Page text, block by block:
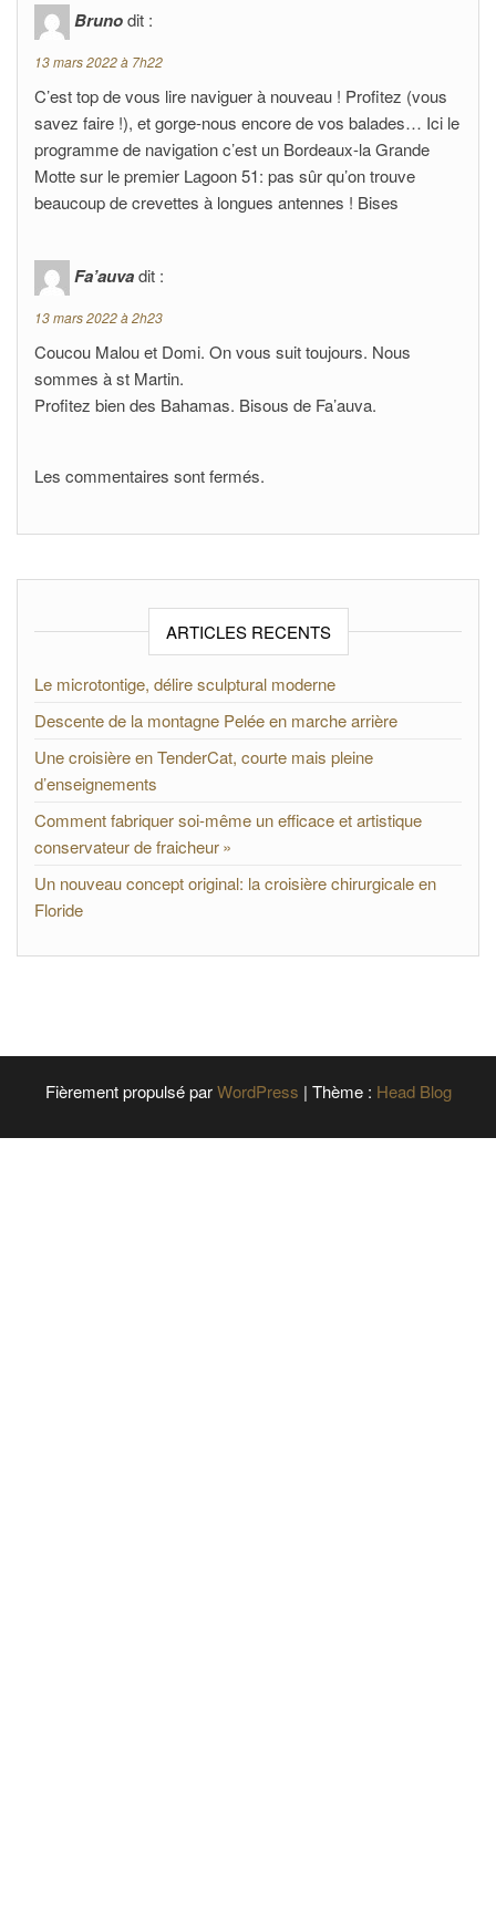
Brunodit :
13 mars 2022 à 7h22
C’est top de vous lire naviguer à nouveau ! Profitez (vous
savez faire !), et gorge-nous encore de vos balades… Ici le
programme de navigation c’est un Bordeaux-la Grande
Motte sur le premier Lagoon 51: pas sûr qu’on trouve
beaucoup de crevettes à longues antennes ! Bises
Fa’auvadit :
13 mars 2022 à 2h23
Coucou Malou et Domi. On vous suit toujours. Nous
sommes à st Martin.
Profitez bien des Bahamas. Bisous de Fa’auva.
Les commentaires sont fermés.
ARTICLES RECENTS
Le microtontige, délire sculptural moderne
Descente de la montagne Pelée en marche arrière
Une croisière en TenderCat, courte mais pleine
d’enseignements
Comment fabriquer soi-même un efficace et artistique
conservateur de fraicheur »
Un nouveau concept original: la croisière chirurgicale en
Floride
Fièrement propulsé parWordPress | Thème : Head Blog